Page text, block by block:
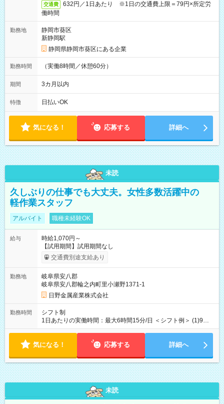
交通費
632円／1日あたり ※1日の交通費上限＝79円×所定労
働時間
勤務地
静岡市葵区
新静岡駅
静岡県静岡市葵区にある企業
勤務時間 （実働8時間／休憩60分）
期間 3カ月以内
特徴 日払いOK
気になる！ 応募する 詳細へ
未読
久しぶりの仕事でも大丈夫。女性多数活躍中の
軽作業スタッフ
アルバイト 職種未経験OK
給与
時給1,070円～
【試用期間】試用期間なし
交通費別途支給あり
勤務地
岐阜県安八郡
岐阜県安八郡輪之内町里小瀬野1371-1
日野金属産業株式会社
勤務時間
シフト制
1日あたりの実働時間：最大6時間15分/日 ＜シフト例＞ (1)9時
15分～15時00分 (2)9時15分～16時00分 (3)9時15分～17時00分
気になる！ 応募する 詳細へ
未読